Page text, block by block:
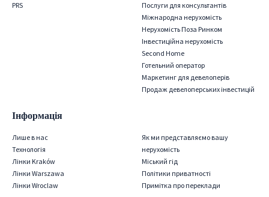
PRS
Послуги для консультантів
Міжнародна нерухомість
Нерухомість Поза Ринком
Інвестиційна нерухомість
Second Home
Готельний оператор
Маркетинг для девелоперів
Продаж девелоперських інвестицій
Інформація
Лише в нас
Технологія
Лінки Kraków
Лінки Warszawa
Лінки Wroclaw
Як ми представляємо вашу
нерухомість
Міський гід
Політики приватності
Примітка про переклади